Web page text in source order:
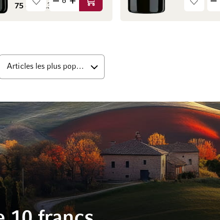
75 cl (29.33 CHF / l) Ajouter au panier